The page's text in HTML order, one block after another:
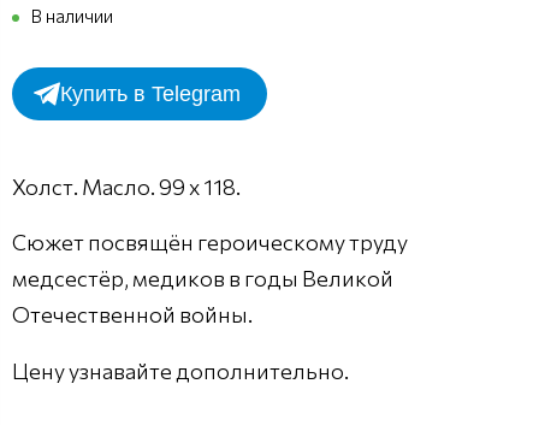
В наличии
Купить в Telegram
Холст. Масло. 99 х 118.
Сюжет посвящён героическому труду
медсестёр, медиков в годы Великой
Отечественной войны.
Цену узнавайте дополнительно.